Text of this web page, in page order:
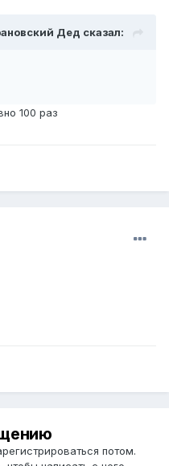
Дед сказал:
100 раз
потом.